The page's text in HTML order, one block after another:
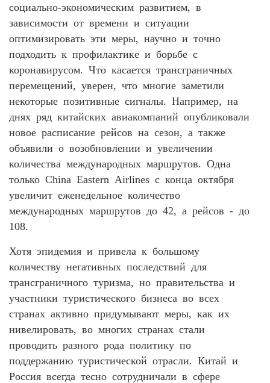
социально-экономическим развитием, в
зависимости от времени и ситуации
оптимизировать эти меры, научно и точно
подходить к профилактике и борьбе с
коронавирусом. Что касается трансграничных
перемещений, уверен, что многие заметили
некоторые позитивные сигналы. Например, на
днях ряд китайских авиакомпаний опубликовали
новое расписание рейсов на сезон, а также
объявили о возобновлении и увеличении
количества международных маршрутов. Одна
только China Eastern Airlines с конца октября
увеличит еженедельное количество
международных маршрутов до 42, а рейсов - до
108.
Хотя эпидемия и привела к большому
количеству негативных последствий для
трансграничного туризма, но правительства и
участники туристического бизнеса во всех
странах активно придумывают меры, как их
нивелировать, во многих странах стали
проводить разного рода политику по
поддержанию туристической отрасли. Китай и
Россия всегда тесно сотрудничали в сфере